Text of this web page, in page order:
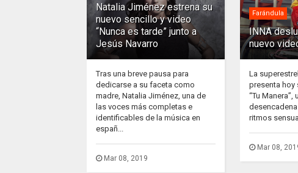
Natalia Jiménez estrena su
nuevo sencillo y video
“Nunca es tarde” junto a
Jesús Navarro
Tras una breve pausa para
dedicarse a su faceta como
madre, Natalia Jiménez, una de
las voces más completas e
identificables de la música en
españ...
Mar 08, 2019
Farándula
INNA
nuevo
La
presenta hoy
“Tu Manera”,
ritmos
Mar 08,